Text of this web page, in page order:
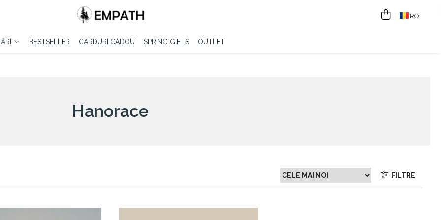
RO
BESTSELLER CARDURI CADOU SPRING GIFTS OUTLET
Hanorace
FILTRE